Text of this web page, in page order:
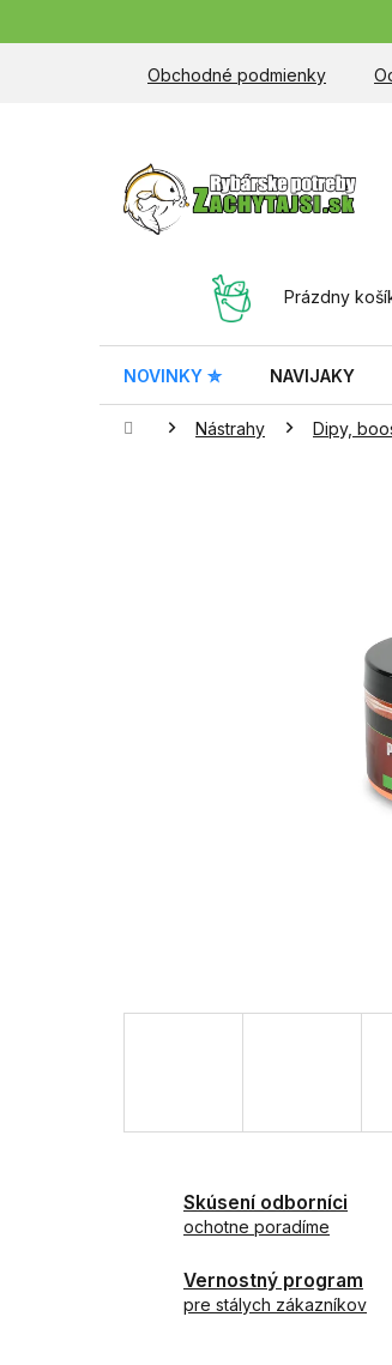
Obchodné podmienky
NÁKUPNÝ
Prázdny
NOVINKY ✮ NAVIJAKY
DomovNástrahy Dipy,
Skúsení odborníci
ochotne poradíme
Vernostný program
pre stálych zákazníkov